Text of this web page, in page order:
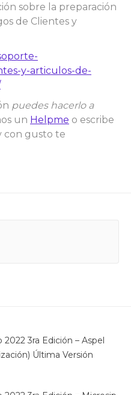
sobre la preparación
de Clientes y
y-articulos-de-
puedes hacerlo a
un Helpme o escribe
con gusto te
3ra Edición – Aspel
Última Versión